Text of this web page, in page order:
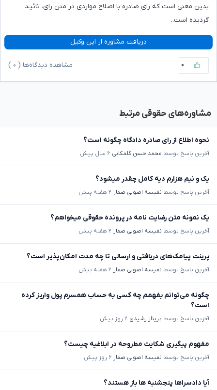
بدین معنی است که رای صادره با اصلاح مواردی در متن رای، تائیـد
گردیده است..
دریافت مشاوره از این وکیل
۰ مشاهده دیدگاه‌ها ( ۰
مشاوره‌های حقوقی مرتبط
نحوه اطلاع از رای صادره دادگاه چگونه است؟
آخرین پاسخ توسط محمد حسن گلمکانی ۶ سال پیش
یک و نیم هزارم دیه کامل چقدر میشود؟
آخرین پاسخ توسط نفیسه اصولی صفار ۲ هفته پیش
یک نمونه متن رضایت نامه در پرونده حقوقی میخواهم؟
آخرین پاسخ توسط نفیسه اصولی صفار ۲ هفته پیش
پرینت پیامک‌های دریافتی و ارسالی تا چه مدت امکان‌پذیر است؟
آخرین پاسخ توسط نفیسه اصولی صفار ۲ هفته پیش
چگونه می‌توانم بفهمم چه کسی به حساب همسرم پول واریز کرده
است؟
آخرین پاسخ توسط پریناز رشیدی ۲ روز پیش
مفهوم پیگیری شکایت مطروحه در ابلاغیه چیست؟
آخرین پاسخ توسط نفیسه اصولی صفار ۶ روز پیش
آیا دادسراها پنجشنبه ها باز هستند؟